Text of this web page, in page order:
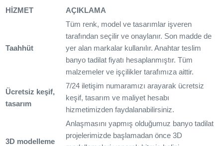
HİZMET AÇIKLAMA
Taahhüt
Tüm renk, model ve tasarımlar işveren
tarafından seçilir ve onaylanır. Son madde de
yer alan markalar kullanılır. Anahtar teslim
banyo tadilat fiyatı hesaplanmıştır. Tüm
malzemeler ve işçilikler tarafımıza aittir.
Ücretsiz keşif,
tasarım
7/24 iletişim numaramızı arayarak ücretsiz
keşif, tasarım ve maliyet hesabı
hizmetimizden faydalanabilirsiniz.
3D modelleme
Anlaşmasını yapmış olduğumuz banyo tadilat
projelerimizde başlamadan önce 3D